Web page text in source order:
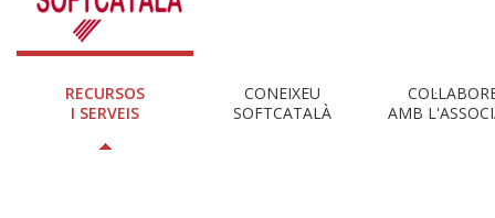
RECURSOS
I SERVEIS
CONEIXEU
SOFTCATALÀ
AMB